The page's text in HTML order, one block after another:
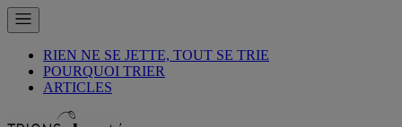
RIEN NE SE JETTE, TOUT SE TRIE
POURQUOI TRIER
ARTICLES